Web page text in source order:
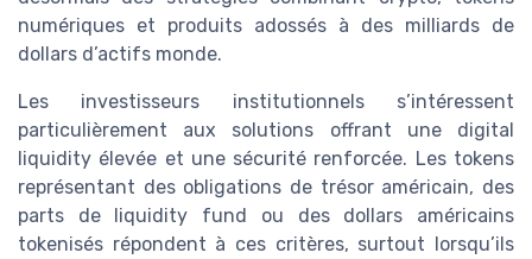
numériques et produits adossés à des milliards de
dollars d’actifs monde.
Les investisseurs institutionnels s’intéressent
particulièrement aux solutions offrant une digital
liquidity élevée et une sécurité renforcée. Les tokens
représentant des obligations de trésor américain, des
parts de liquidity fund ou des dollars américains
tokenisés répondent à ces critères, surtout lorsqu’ils